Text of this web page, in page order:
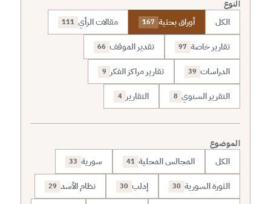
النوع
الكل أوراق بحثية 167 مقالات الرأي 111
تقارير خاصة 97 تقدير الموقف 66
الدراسات 39 تقارير مراكز الفكر 9
التقرير السنوي 8 التقارير 4
الموضوع
الكل المجالس المحلية 41 سورية 33
الثورة السورية 30 إدلب 30 نظام الأسد 29